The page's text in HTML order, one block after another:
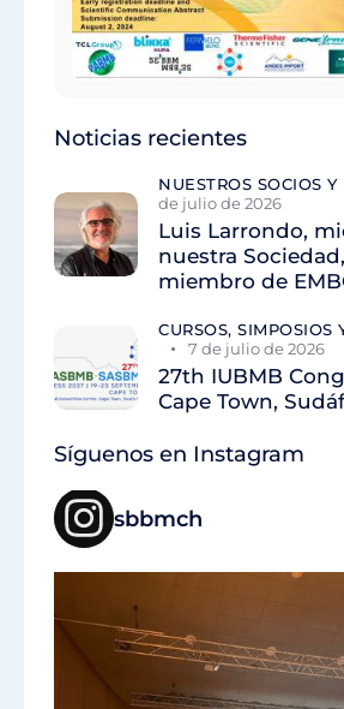
Noticias recientes
NUESTROS SOCIOS
de julio de 2026
Luis Larrondo,
nuestra
miembro de
CURSOS, SIMPOSIOS
7 de julio de 2026
27th IUBMB
Cape Town,
Síguenos en Instagram
sbbmch